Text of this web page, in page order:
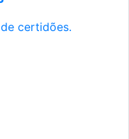
certidões.